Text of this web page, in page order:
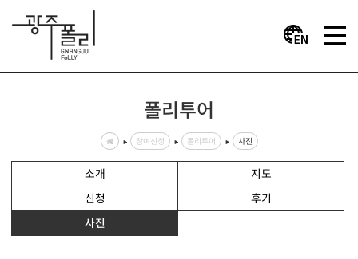
폴리투어
참여신청 폴리투어 사진
소개
지도
신청
후기
사진